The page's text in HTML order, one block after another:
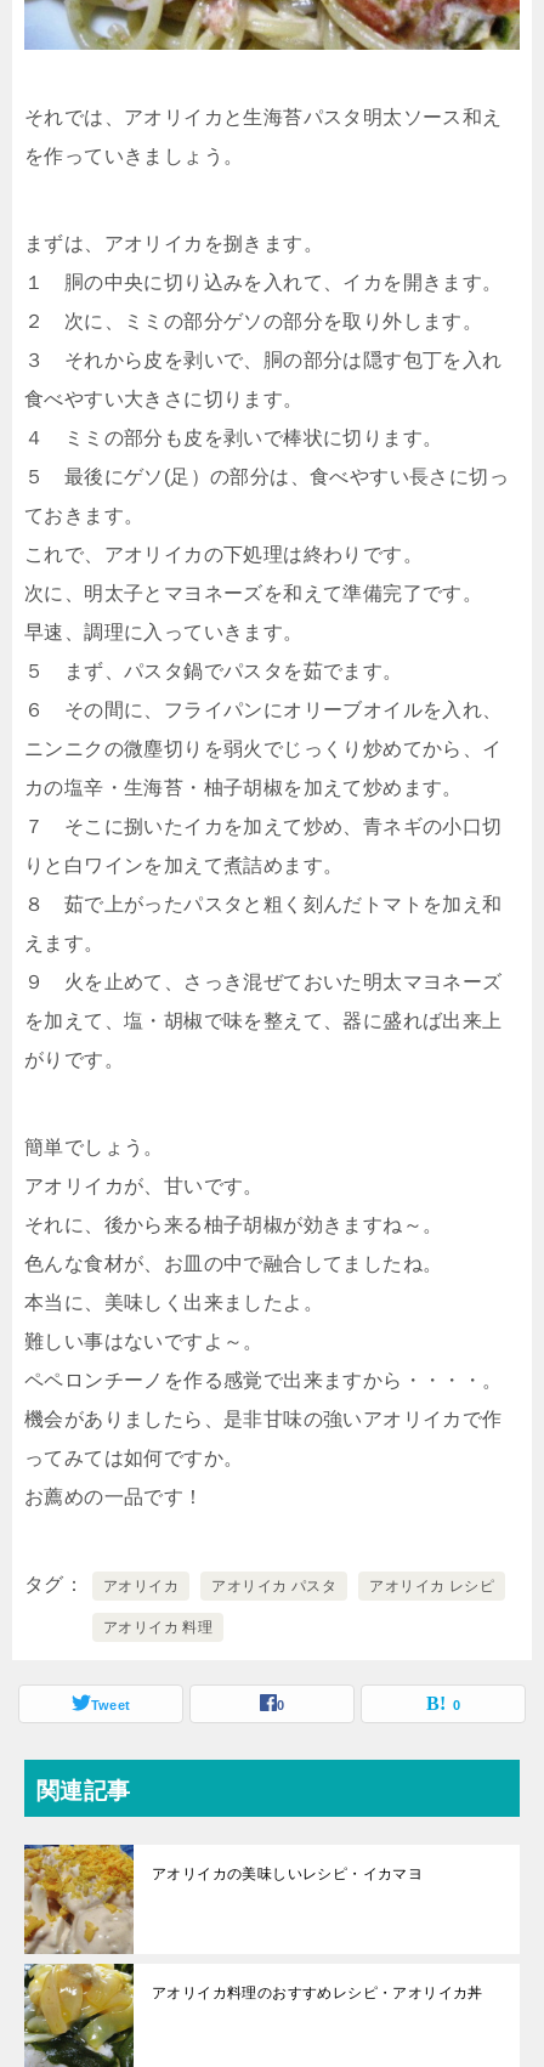
それでは、アオリイカと生海苔パスタ明太ソース和え
を作っていきましょう。
まずは、アオリイカを捌きます。
１ 胴の中央に切り込みを入れて、イカを開きます。
２ 次に、ミミの部分ゲソの部分を取り外します。
３ それから皮を剥いで、胴の部分は隠す包丁を入れ
食べやすい大きさに切ります。
４ ミミの部分も皮を剥いで棒状に切ります。
５ 最後にゲソ(足）の部分は、食べやすい長さに切っ
ておきます。
これで、アオリイカの下処理は終わりです。
次に、明太子とマヨネーズを和えて準備完了です。
早速、調理に入っていきます。
５ まず、パスタ鍋でパスタを茹でます。
６ その間に、フライパンにオリーブオイルを入れ、
ニンニクの微塵切りを弱火でじっくり炒めてから、イ
カの塩辛・生海苔・柚子胡椒を加えて炒めます。
７ そこに捌いたイカを加えて炒め、青ネギの小口切
りと白ワインを加えて煮詰めます。
８ 茹で上がったパスタと粗く刻んだトマトを加え和
えます。
９ 火を止めて、さっき混ぜておいた明太マヨネーズ
を加えて、塩・胡椒で味を整えて、器に盛れば出来上
がりです。
簡単でしょう。
アオリイカが、甘いです。
それに、後から来る柚子胡椒が効きますね～。
色んな食材が、お皿の中で融合してましたね。
本当に、美味しく出来ましたよ。
難しい事はないですよ～。
ペペロンチーノを作る感覚で出来ますから・・・・。
機会がありましたら、是非甘味の強いアオリイカで作
ってみては如何ですか。
お薦めの一品です！
タグ アオリイカ アオリイカ パスタ アオリイカ レシピ
アオリイカ 料理
Tweet 0 0
関連記事
アオリイカの美味しいレシピ・イカマヨ
アオリイカ料理のおすすめレシピ・アオリイカ丼